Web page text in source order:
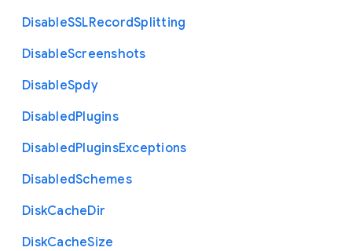
DisableSSLRecordSplitting
DisableScreenshots
DisableSpdy
DisabledPlugins
DisabledPluginsExceptions
DisabledSchemes
DiskCacheDir
DiskCacheSize